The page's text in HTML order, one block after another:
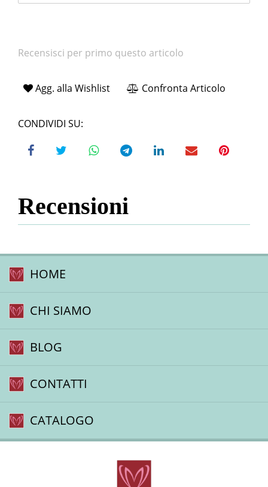
Recensisci per primo questo articolo
Agg. alla Wishlist Confronta Articolo
CONDIVIDI SU:
Recensioni
HOME
CHI SIAMO
BLOG
CONTATTI
CATALOGO